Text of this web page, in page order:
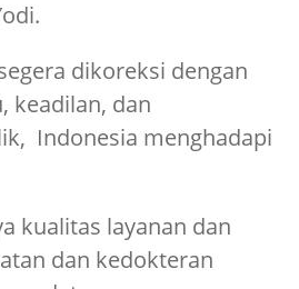
dikoreksi dengan
keadilan, dan
Indonesia menghadapi
kualitas layanan dan
dan kedokteran